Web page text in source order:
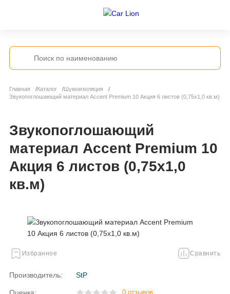
Главная Каталог
Шумоизоляция
Звукопоглошающий материал Accent Premium 10 Акция 6 листов (0,75х1,0 кв.м)
Звукопоглошающий
материал Accent Premium 10
Акция 6 листов (0,75х1,0
кв.м)
Избранное Сравнить
Производитель: StP
0 отзывов